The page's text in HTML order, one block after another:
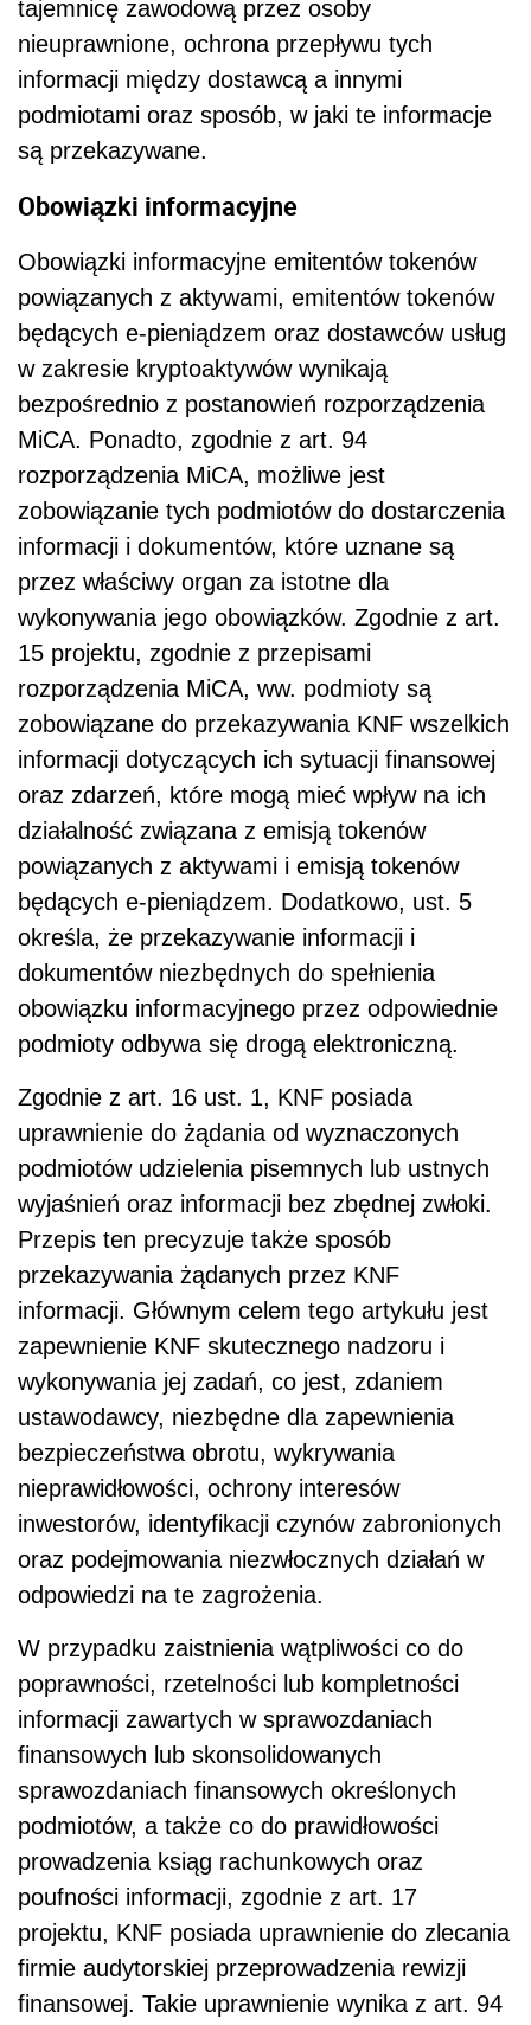
tajemnicę zawodową przez osoby
nieuprawnione, ochrona przepływu tych
informacji między dostawcą a innymi
podmiotami oraz sposób, w jaki te informacje
są przekazywane.
Obowiązki informacyjne
Obowiązki informacyjne emitentów tokenów
powiązanych z aktywami, emitentów tokenów
będących e-pieniądzem oraz dostawców usług
w zakresie kryptoaktywów wynikają
bezpośrednio z postanowień rozporządzenia
MiCA. Ponadto, zgodnie z art. 94
rozporządzenia MiCA, możliwe jest
zobowiązanie tych podmiotów do dostarczenia
informacji i dokumentów, które uznane są
przez właściwy organ za istotne dla
wykonywania jego obowiązków. Zgodnie z art.
15 projektu, zgodnie z przepisami
rozporządzenia MiCA, ww. podmioty są
zobowiązane do przekazywania KNF wszelkich
informacji dotyczących ich sytuacji finansowej
oraz zdarzeń, które mogą mieć wpływ na ich
działalność związana z emisją tokenów
powiązanych z aktywami i emisją tokenów
będących e-pieniądzem. Dodatkowo, ust. 5
określa, że przekazywanie informacji i
dokumentów niezbędnych do spełnienia
obowiązku informacyjnego przez odpowiednie
podmioty odbywa się drogą elektroniczną.
Zgodnie z art. 16 ust. 1, KNF posiada
uprawnienie do żądania od wyznaczonych
podmiotów udzielenia pisemnych lub ustnych
wyjaśnień oraz informacji bez zbędnej zwłoki.
Przepis ten precyzuje także sposób
przekazywania żądanych przez KNF
informacji. Głównym celem tego artykułu jest
zapewnienie KNF skutecznego nadzoru i
wykonywania jej zadań, co jest, zdaniem
ustawodawcy, niezbędne dla zapewnienia
bezpieczeństwa obrotu, wykrywania
nieprawidłowości, ochrony interesów
inwestorów, identyfikacji czynów zabronionych
oraz podejmowania niezwłocznych działań w
odpowiedzi na te zagrożenia.
W przypadku zaistnienia wątpliwości co do
poprawności, rzetelności lub kompletności
informacji zawartych w sprawozdaniach
finansowych lub skonsolidowanych
sprawozdaniach finansowych określonych
podmiotów, a także co do prawidłowości
prowadzenia ksiąg rachunkowych oraz
poufności informacji, zgodnie z art. 17
projektu, KNF posiada uprawnienie do zlecania
firmie audytorskiej przeprowadzenia rewizji
finansowej. Takie uprawnienie wynika z art. 94